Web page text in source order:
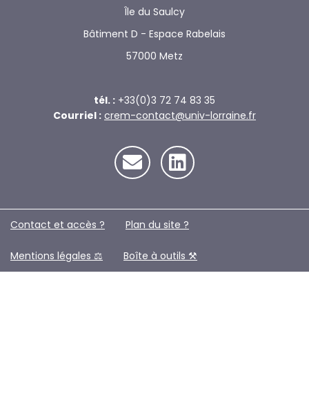
Île du Saulcy
Bâtiment D - Espace Rabelais
57000 Metz
tél. : +33(0)3 72 74 83 35
Courriel : crem-contact@univ-lorraine.fr
Contact et accès ? Plan du site ?️
Mentions légales ⚖️ Boîte à outils ⚒️